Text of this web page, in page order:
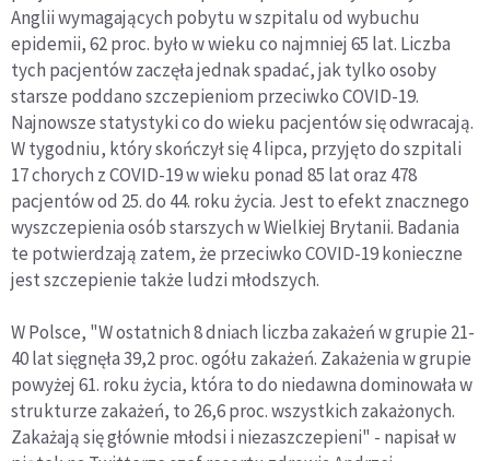
Anglii wymagających pobytu w szpitalu od wybuchu
epidemii, 62 proc. było w wieku co najmniej 65 lat. Liczba
tych pacjentów zaczęła jednak spadać, jak tylko osoby
starsze poddano szczepieniom przeciwko COVID-19.
Najnowsze statystyki co do wieku pacjentów się odwracają.
W tygodniu, który skończył się 4 lipca, przyjęto do szpitali
17 chorych z COVID-19 w wieku ponad 85 lat oraz 478
pacjentów od 25. do 44. roku życia. Jest to efekt znacznego
wyszczepienia osób starszych w Wielkiej Brytanii. Badania
te potwierdzają zatem, że przeciwko COVID-19 konieczne
jest szczepienie także ludzi młodszych.
W Polsce, "W ostatnich 8 dniach liczba zakażeń w grupie 21-
40 lat sięgnęła 39,2 proc. ogółu zakażeń. Zakażenia w grupie
powyżej 61. roku życia, która to do niedawna dominowała w
strukturze zakażeń, to 26,6 proc. wszystkich zakażonych.
Zakażają się głównie młodsi i niezaszczepieni" - napisał w